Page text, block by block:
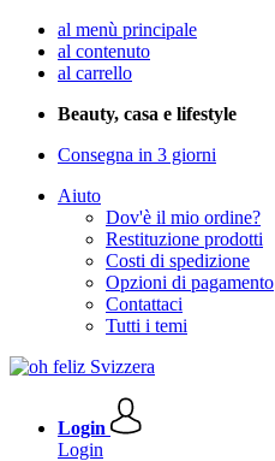
al menù principale
al contenuto
al carrello
Beauty, casa e lifestyle
Consegna in 3 giorni
Aiuto
Dov'è il mio ordine?
Restituzione prodotti
Costi di spedizione
Opzioni di pagamento
Contattaci
Tutti i temi
Login
Login